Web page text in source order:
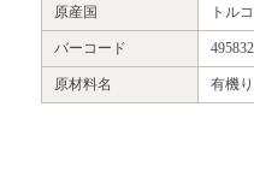
原産国 トルコ
バーコード
原材料名 有機